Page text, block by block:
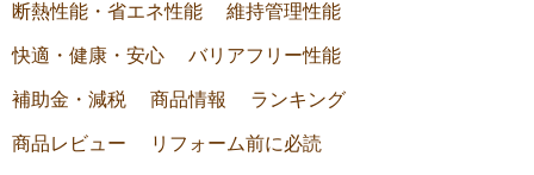
断熱性能・省エネ性能 維持管理性能
快適・健康・安心 バリアフリー性能
補助金・減税 商品情報 ランキング
商品レビュー リフォーム前に必読